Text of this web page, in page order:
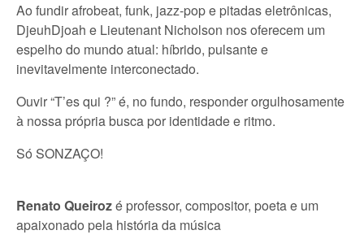
Ao fundir afrobeat, funk, jazz-pop e pitadas eletrônicas,
DjeuhDjoah e Lieutenant Nicholson nos oferecem um
espelho do mundo atual: híbrido, pulsante e
inevitavelmente interconectado.
Ouvir “T’es qui ?” é, no fundo, responder orgulhosamente
à nossa própria busca por identidade e ritmo.
Só SONZAÇO!
Renato Queirozé professor, compositor, poeta e um
apaixonado pela história da música